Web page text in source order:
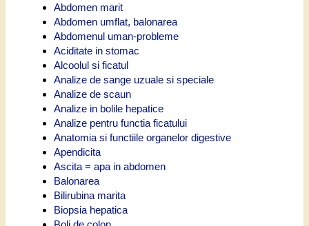
Abdomen marit
Abdomen umflat, balonarea
Abdomenul uman-probleme
Aciditate in stomac
Alcoolul si ficatul
Analize de sange uzuale si speciale
Analize de scaun
Analize in bolile hepatice
Analize pentru functia ficatului
Anatomia si functiile organelor digestive
Apendicita
Ascita = apa in abdomen
Balonarea
Bilirubina marita
Biopsia hepatica